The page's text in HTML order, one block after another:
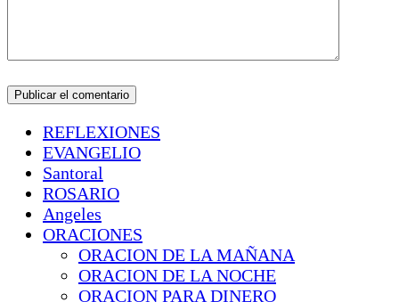
REFLEXIONES
EVANGELIO
Santoral
ROSARIO
Angeles
ORACIONES
ORACION DE LA MAÑANA
ORACION DE LA NOCHE
ORACION PARA DINERO